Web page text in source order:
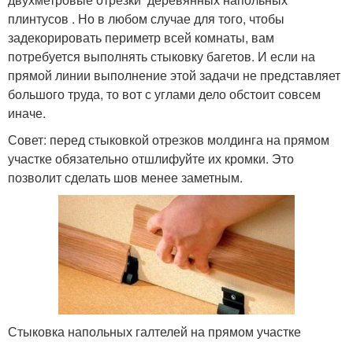
плинтусов . Но в любом случае для того, чтобы
задекорировать периметр всей комнаты, вам
потребуется выполнять стыковку багетов. И если на
прямой линии выполнение этой задачи не представляет
большого труда, то вот с углами дело обстоит совсем
иначе.
Совет: перед стыковкой отрезков молдинга на прямом
участке обязательно отшлифуйте их кромки. Это
позволит сделать шов менее заметным.
Стыковка напольных галтелей на прямом участке